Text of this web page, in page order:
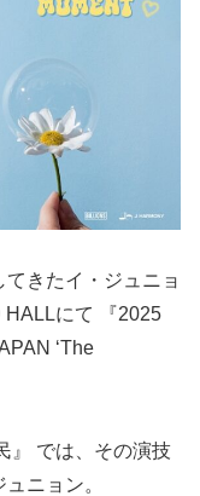
きたイ・ジュニョ
HALLにて 『2025
‘The
』 では、その演技
ニョン。